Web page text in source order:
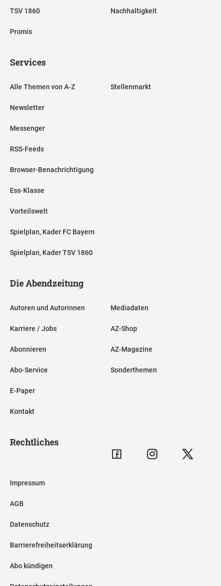
TSV 1860
Promis
Nachhaltigkeit
Services
Alle Themen von A-Z
Newsletter
Messenger
RSS-Feeds
Browser-Benachrichtigung
Ess-Klasse
Vorteilswelt
Spielplan, Kader FC Bayern
Spielplan, Kader TSV 1860
Stellenmarkt
Die Abendzeitung
Autoren und Autorinnen
Karriere / Jobs
Abonnieren
Abo-Service
E-Paper
Kontakt
Mediadaten
AZ-Shop
AZ-Magazine
Sonderthemen
Rechtliches
Impressum
AGB
Datenschutz
Barrierefreiheitserklärung
Abo kündigen